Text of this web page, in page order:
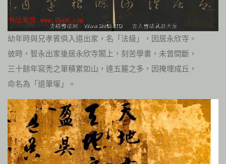
幼年時與兄孝賓俱入道出家，名「法級」，因居永欣寺。
彼時，智永出家後居永欣寺閣上，刻苦學書，未曾間斷，
三十餘年寫禿之筆積累如山，達五簏之多，因掩埋成丘，
命名為「退筆塚」。